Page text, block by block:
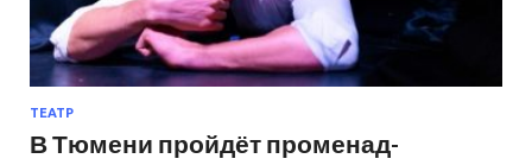
ТЕАТР
В Тюмени пройдёт променад-